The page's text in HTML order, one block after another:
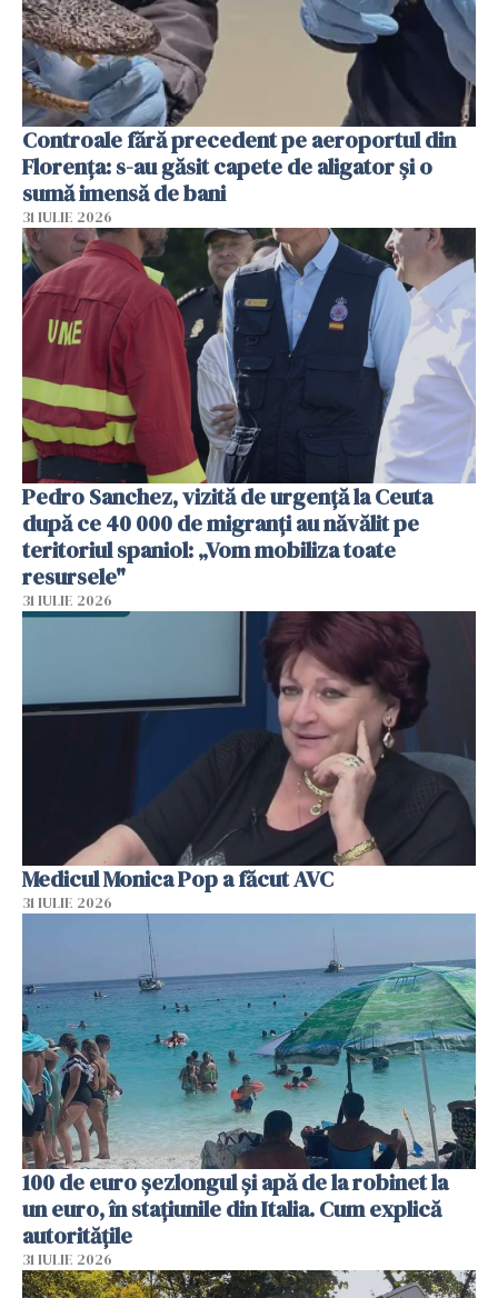
Controale fără precedent pe aeroportul din
Florența: s-au găsit capete de aligator și o
sumă imensă de bani
31 IULIE 2026
Pedro Sanchez, vizită de urgență la Ceuta
după ce 40 000 de migranți au năvălit pe
teritoriul spaniol: „Vom mobiliza toate
resursele"
31 IULIE 2026
Medicul Monica Pop a făcut AVC
31 IULIE 2026
100 de euro șezlongul și apă de la robinet la
un euro, în stațiunile din Italia. Cum explică
autoritățile
31 IULIE 2026